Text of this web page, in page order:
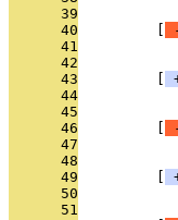
      39
      40
      41
      42
      43
      44
      45
      46
      47
      48
      49
      50
      51